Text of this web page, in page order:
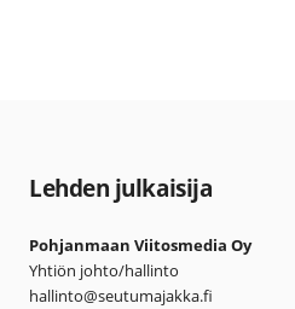
Lehden julkaisija
Pohjanmaan Viitosmedia Oy
Yhtiön johto/hallinto
hallinto@seutumajakka.fi